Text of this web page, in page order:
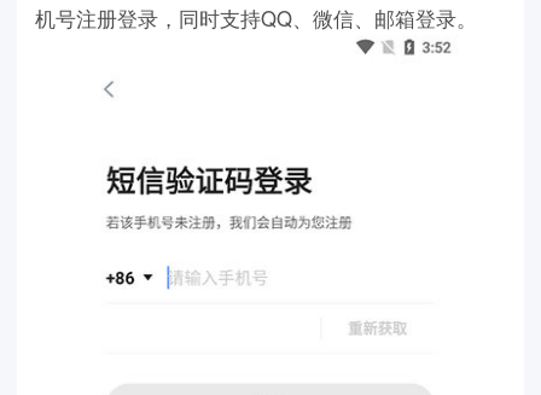
机号注册登录，同时支持QQ、微信、邮箱登录。